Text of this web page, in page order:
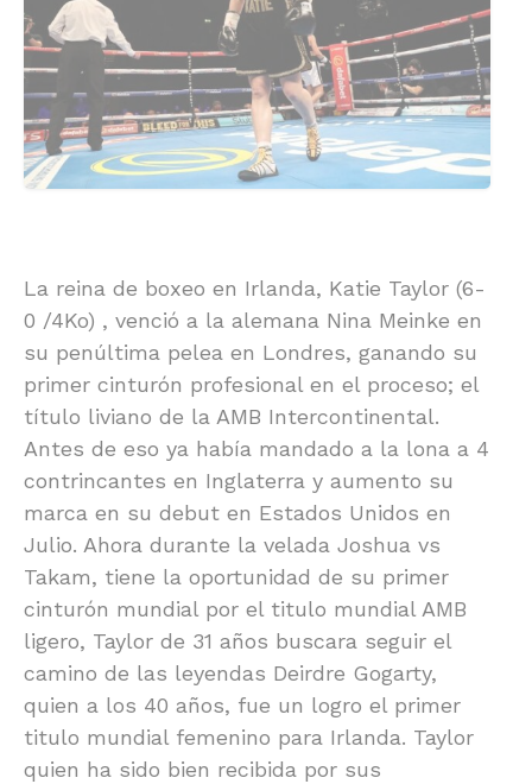
La reina de boxeo en Irlanda, Katie Taylor (6-
0 /4Ko) , venció a la alemana Nina Meinke en
su penúltima pelea en Londres, ganando su
primer cinturón profesional en el proceso; el
título liviano de la AMB Intercontinental.
Antes de eso ya había mandado a la lona a 4
contrincantes en Inglaterra y aumento su
marca en su debut en Estados Unidos en
Julio. Ahora durante la velada Joshua vs
Takam, tiene la oportunidad de su primer
cinturón mundial por el titulo mundial AMB
ligero, Taylor de 31 años buscara seguir el
camino de las leyendas Deirdre Gogarty,
quien a los 40 años, fue un logro el primer
titulo mundial femenino para Irlanda. Taylor
quien ha sido bien recibida por sus